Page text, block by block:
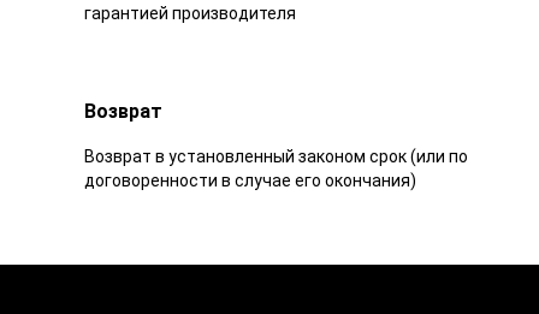
гарантией производителя
Возврат
Возврат в установленный законом срок (или по
договоренности в случае его окончания)